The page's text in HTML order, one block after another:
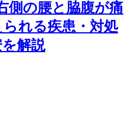
側の腰と脇腹が痛
れる疾患・対処
解説